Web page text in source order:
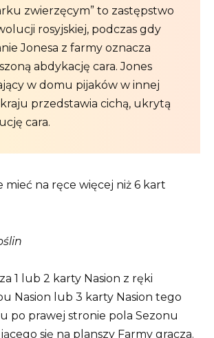
zwierzęcym” to zastępstwo
rosyjskiej, podczas gdy
Jonesa z farmy oznacza
abdykację cara. Jones
w domu pijaków w innej
przedstawia cichą, ukrytą
cara.
mieć na ręce więcej niż 6 kart
1 lub 2 karty Nasion z ręki
Nasion lub 3 karty Nasion tego
po prawej stronie pola Sezonu
się na planszy Farmy gracza.